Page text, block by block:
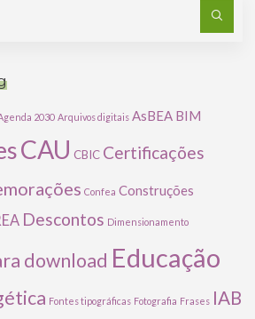
2030 Arquivos digitais AsBEA BIM
CAU CBIC Certificações
Confea Construções
Descontos Dimensionamento
download Educação
Fontes tipográficas Fotografia Frases IAB